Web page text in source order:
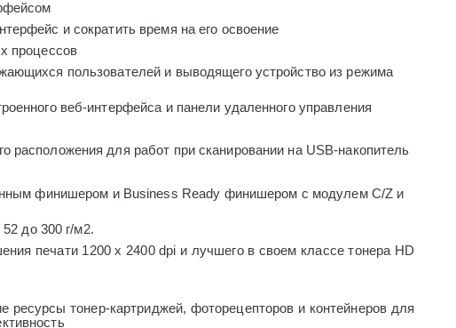
и сократить время на его освоение
процессов
пользователей и выводящего устройство из режима
веб-интерфейса и панели удаленного управления
для работ при сканировании на USB-накопитель
финишером и Business Ready финишером с модулем C/Z и
до 300 г/м2.
печати 1200 х 2400dpi и лучшего в своем классе тонера HD
тонер-картриджей, фоторецепторов и контейнеров для